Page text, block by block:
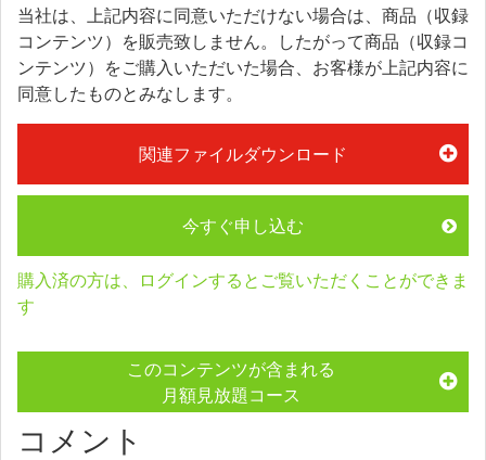
当社は、上記内容に同意いただけない場合は、商品（収録
コンテンツ）を販売致しません。したがって商品（収録コ
ンテンツ）をご購入いただいた場合、お客様が上記内容に
同意したものとみなします。
関連ファイルダウンロード
今すぐ申し込む
購入済の方は、ログインするとご覧いただくことができま
す
このコンテンツが含まれる
月額見放題コース
コメント